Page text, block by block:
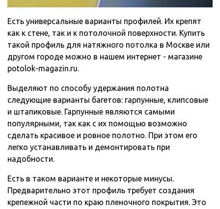
Есть универсальные варианты профилей. Их крепят
как к стене, так и к потолочной поверхности. Купить
такой профиль для натяжного потолка в Москве или
другом городе можно в нашем интернет - магазине
potolok-magazin.ru.
Выделяют по способу удержания полотна
следующие варианты багетов: гарпунные, клипсовые
и штапиковые. Гарпунные являются самыми
популярными, так как с их помощью возможно
сделать красивое и ровное полотно. При этом его
легко устанавливать и демонтировать при
надобности.
Есть в таком варианте и некоторые минусы.
Предварительно этот профиль требует создания
крепежной части по краю пленочного покрытия. Это